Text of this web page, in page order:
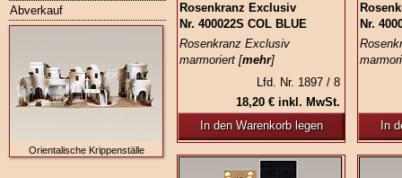
Abverkauf
Orientalische Krippenställe
Rosenkranz Exclusiv
Nr. 400022S COL BLUE
Rosenkranz Exclusiv
marmoriert [mehr]
Lfd. Nr. 1897 / 8
18,20 € inkl. MwSt.
In den Warenkorb legen
Nr.
In